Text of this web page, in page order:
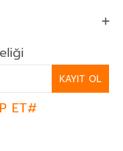
KAYIT OL
ET#